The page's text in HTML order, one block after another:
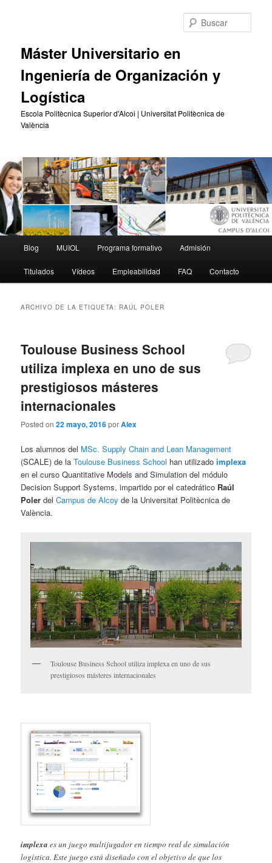
Máster Universitario en
Ingeniería de Organización y
Logística
Escola Politècnica Superior d'Alcoi | Universitat Politècnica de
València
principal
Blog MUIOL Programa formativo Admisión
Titulados Vídeos Empleabilidad FAQ Contacto
ARCHIVO DE LA ETIQUETA: RAÚL POLER
Toulouse Business School
utiliza implexa en uno de sus
prestigiosos másteres
internacionales
Posted on22 mayo, 2016porAlex
Los alumnos del MSc. Supply Chain and Lean Management
(SCALE) de laToulouse Business School han utilizadoimplexa
en el curso Quantitative Models and Simulation del módulo
Decision Support Systems, impartido por el catedrático Raúl
PolerdelCampus de Alcoy de la Universitat Politècnica de
València.
Toulouse Business School utiliza implexa en uno de sus
prestigiosos másteres internacionales
implexa es un juego multijugador en tiempo real de simulación
logística. Este juego está diseñado con el objetivo de que los